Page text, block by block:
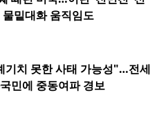
물밑대화 움직임도
기치 못한 사태 가능성"…전세
민에 중동여파 경보